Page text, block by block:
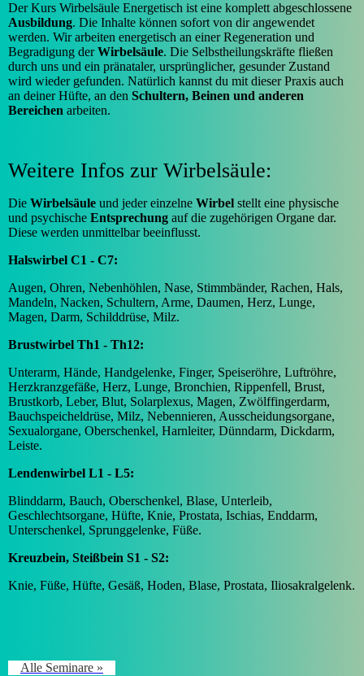
Der Kurs Wirbelsäule Energetisch ist eine komplett abgeschlossene
Ausbildung. Die Inhalte können sofort von dir angewendet
werden. Wir arbeiten energetisch an einer Regeneration und
Begradigung derWirbelsäule. Die Selbstheilungskräfte fließen
durch uns und ein pränataler, ursprünglicher, gesunder Zustand
wird wieder gefunden. Natürlich kannst du mit dieser Praxis auch
an deiner Hüfte, an den Schultern, Beinen und anderen
Bereichen arbeiten.
Weitere Infos zur Wirbelsäule:
Die Wirbelsäule und jeder einzelne Wirbel stellt eine physische
und psychische Entsprechung auf die zugehörigen Organe dar.
Diese werden unmittelbar beeinflusst.
Halswirbel C1 - C7:
Augen, Ohren, Nebenhöhlen, Nase, Stimmbänder, Rachen, Hals,
Mandeln, Nacken, Schultern, Arme, Daumen, Herz, Lunge,
Magen, Darm, Schilddrüse, Milz.
Brustwirbel Th1 - Th12:
Unterarm, Hände, Handgelenke, Finger, Speiseröhre, Luftröhre,
Herzkranzgefäße, Herz, Lunge, Bronchien, Rippenfell, Brust,
Brustkorb, Leber, Blut, Solarplexus, Magen, Zwölffingerdarm,
Bauchspeicheldrüse, Milz, Nebennieren, Ausscheidungsorgane,
Sexualorgane, Oberschenkel, Harnleiter, Dünndarm, Dickdarm,
Leiste.
Lendenwirbel L1 - L5:
Blinddarm, Bauch, Oberschenkel, Blase, Unterleib,
Geschlechtsorgane, Hüfte, Knie, Prostata, Ischias, Enddarm,
Unterschenkel, Sprunggelenke, Füße.
Kreuzbein, Steißbein S1 - S2:
Knie, Füße, Hüfte, Gesäß, Hoden, Blase, Prostata, Iliosakralgelenk.
Alle Seminare »